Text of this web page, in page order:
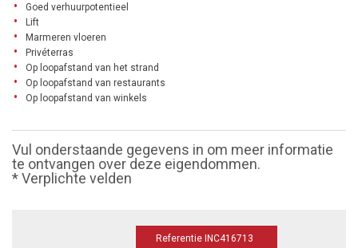
Goed verhuurpotentieel
Lift
Marmeren vloeren
Privéterras
Op loopafstand van het strand
Op loopafstand van restaurants
Op loopafstand van winkels
Vul onderstaande gegevens in om meer informatie
te ontvangen over deze eigendommen.
* Verplichte velden
Referentie INC416713